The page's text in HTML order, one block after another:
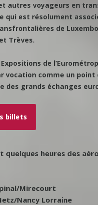
autres voyageurs en
qui est résolument
de
Trèves.
de
vocation comme un point
des grands échanges
billets
quelques heures des
Mirecourt
Nancy Lorraine